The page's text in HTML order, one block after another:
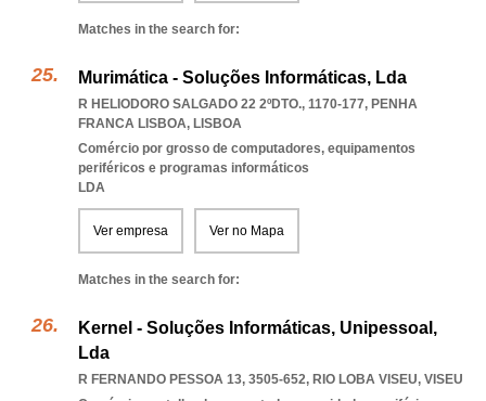
Matches in the search for:
Murimática - Soluções Informáticas, Lda
R HELIODORO SALGADO 22 2ºDTO., 1170-177, PENHA
FRANCA LISBOA, LISBOA
Comércio por grosso de computadores, equipamentos
periféricos e programas informáticos
LDA
Ver empresa Ver no Mapa
Matches in the search for:
Kernel - Soluções Informáticas, Unipessoal,
Lda
R FERNANDO PESSOA 13, 3505-652, RIO LOBA VISEU, VISEU